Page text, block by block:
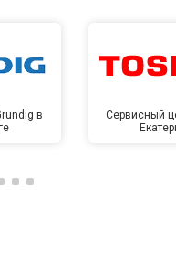
в
Сервисный